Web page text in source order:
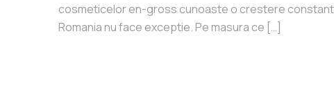
cosmeticelor en-gross cunoaste o crestere
Romania nu face exceptie. Pe masura ce […]